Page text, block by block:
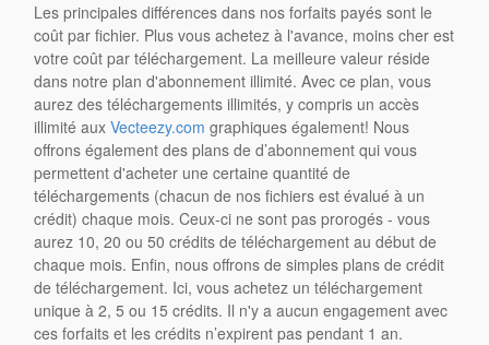
Les principales différences dans nos forfaits payés sont le
coût par fichier. Plus vous achetez à l'avance, moins cher est
votre coût par téléchargement. La meilleure valeur réside
dans notre plan d'abonnement illimité. Avec ce plan, vous
aurez des téléchargements illimités, y compris un accès
illimité auxVecteezy.com graphiques également! Nous
offrons également des plans de d’abonnement qui vous
permettent d'acheter une certaine quantité de
téléchargements (chacun de nos fichiers est évalué à un
crédit) chaque mois. Ceux-ci ne sont pas prorogés - vous
aurez 10, 20 ou 50 crédits de téléchargement au début de
chaque mois. Enfin, nous offrons de simples plans de crédit
de téléchargement. Ici, vous achetez un téléchargement
unique à 2, 5 ou 15 crédits. Il n'y a aucun engagement avec
ces forfaits et les crédits n’expirent pas pendant 1 an.